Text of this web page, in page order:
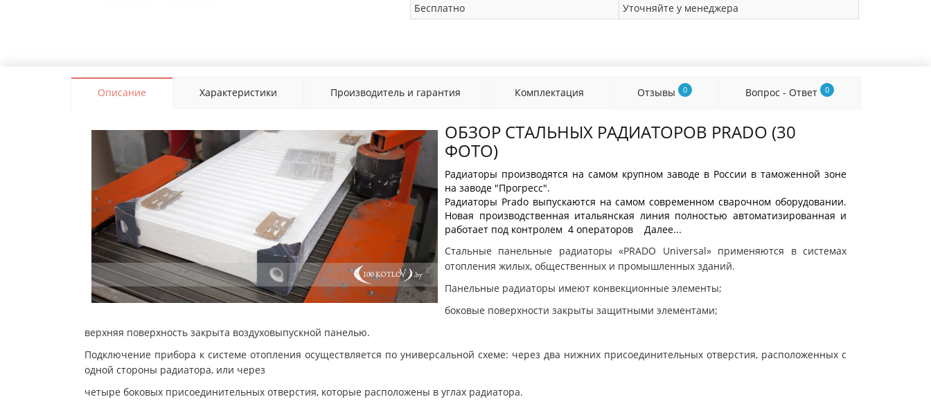
Бесплатно
Уточняйте у менеджера
Описание Характеристики Производитель и гарантия Комплектация Отзывы 0 Вопрос - Ответ 0
ОБЗОР СТАЛЬНЫХ РАДИАТОРОВ PRADO (30
ФОТО)
Радиаторы производятся на самом крупном заводе в России в таможенной зоне
на заводе "Прогресс".
Радиаторы Prado выпускаются на самом современном сварочном оборудовании.
Новая производственная итальянская линия полностью автоматизированная и
работает под контролем 4 операторов Далее...
Стальные панельные радиаторы «PRADO Universal» применяются в системах
отопления жилых, общественных и промышленных зданий.
Панельные радиаторы имеют конвекционные элементы;
боковые поверхности закрыты защитными элементами;
верхняя поверхность закрыта воздуховыпускной панелью.
Подключение прибора к системе отопления осуществляется по универсальной схеме: через два нижних присоединительных отверстия, расположенных с
одной стороны радиатора, или через
четыре боковых присоединительных отверстия, которые расположены в углах радиатора.